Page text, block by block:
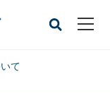
て